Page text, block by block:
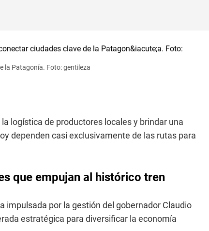
la Patagonía. Foto: gentileza
logística de productores locales y brindar una
dependen casi exclusivamente de las rutas para
que empujan al histórico tren
impulsada por la gestión del gobernador Claudio
estratégica para diversificar la economía